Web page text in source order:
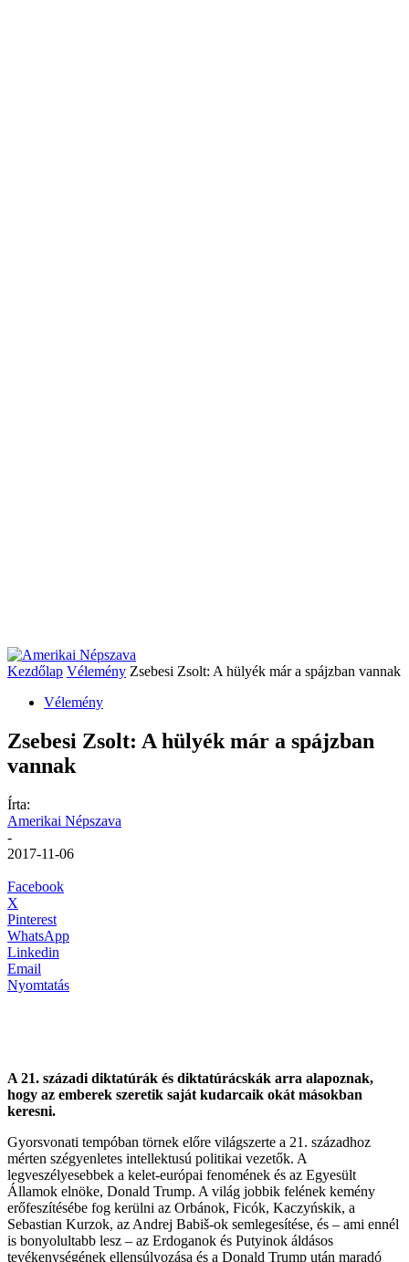
Kezdőlap Vélemény Zsebesi Zsolt: A hülyék már a spájzban vannak
Vélemény
Zsebesi Zsolt: A hülyék már a spájzban
vannak
Írta:
Amerikai Népszava
-
2017-11-06
Facebook
X
Pinterest
WhatsApp
Linkedin
Email
Nyomtatás
A 21. századi diktatúrák és diktatúrácskák arra alapoznak,
hogy az emberek szeretik saját kudarcaik okát másokban
keresni.
Gyorsvonati tempóban törnek előre világszerte a 21. századhoz
mérten szégyenletes intellektusú politikai vezetők. A
legveszélyesebbek a kelet-európai fenomének és az Egyesült
Államok elnöke, Donald Trump. A világ jobbik felének kemény
erőfeszítésébe fog kerülni az Orbánok, Ficók, Kaczyńskik, a
Sebastian Kurzok, az Andrej Babiš-ok semlegesítése, és – ami ennél
is bonyolultabb lesz – az Erdoganok és Putyinok áldásos
tevékenységének ellensúlyozása és a Donald Trump után maradó